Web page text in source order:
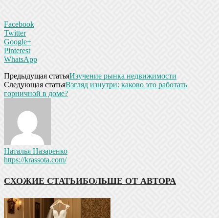
Facebook
Twitter
Google+
Pinterest
WhatsApp
Предыдущая статьяИзучение рынка недвижимости
Следующая статьяВзгляд изнутри: каково это работать
горничной в доме?
Наталья Назаренко
https://krassota.com/
СХОЖИЕ СТАТЬИБОЛЬШЕ ОТ АВТОРА